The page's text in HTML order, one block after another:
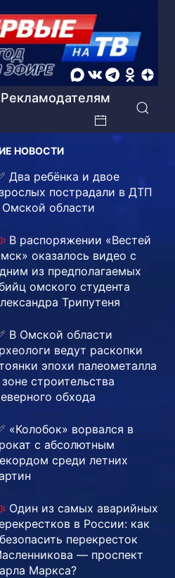
Рекламодателям
НОВОСТИ
Два ребёнка и двое
пострадали в ДТП
Омской области
В распоряжении «Вестей
оказалось видео с
из предполагаемых
омского студента
Трипутеня
В Омской области
ведут раскопки
эпохи палеометалла
зоне строительства
обхода
«Колобок» ворвался в
с абсолютным
среди летних
Один из самых аварийных
в России: как
перекресток
— проспект
Маркса?